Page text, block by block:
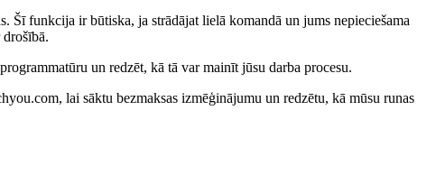
Šī funkcija ir būtiska, ja strādājat lielā komandā un jums nepieciešama
un redzēt, kā tā var mainīt jūsu darba procesu.
lai sāktu bezmaksas izmēģinājumu un redzētu, kā mūsu runas